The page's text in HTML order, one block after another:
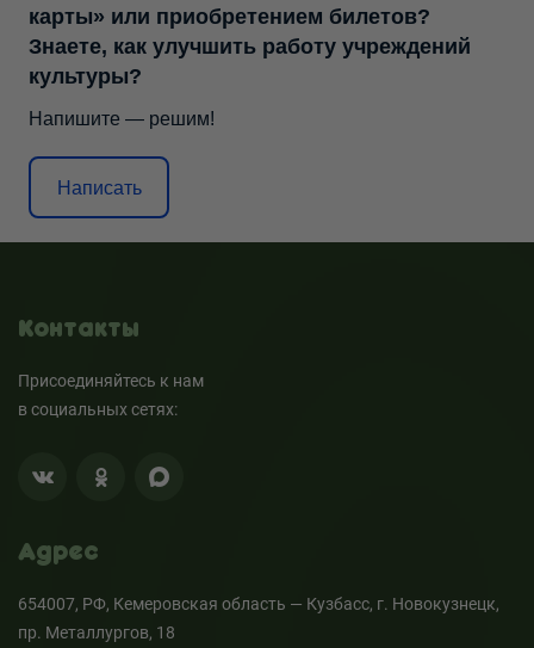
карты» или приобретением билетов?
Знаете, как улучшить работу учреждений
культуры?
Напишите — решим!
Написать
Контакты
Присоединяйтесь к нам
в социальных сетях:
Адрес
654007, РФ, Кемеровская область — Кузбасс, г. Новокузнецк,
пр. Металлургов, 18